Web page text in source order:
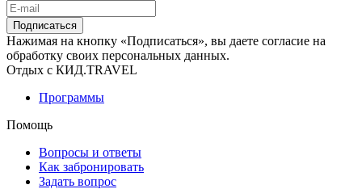
Подписаться
Нажимая на кнопку «Подписаться», вы даете согласие на
обработку своих персональных данных.
Отдых с КИД.TRAVEL
Программы
Помощь
Вопросы и ответы
Как забронировать
Задать вопрос